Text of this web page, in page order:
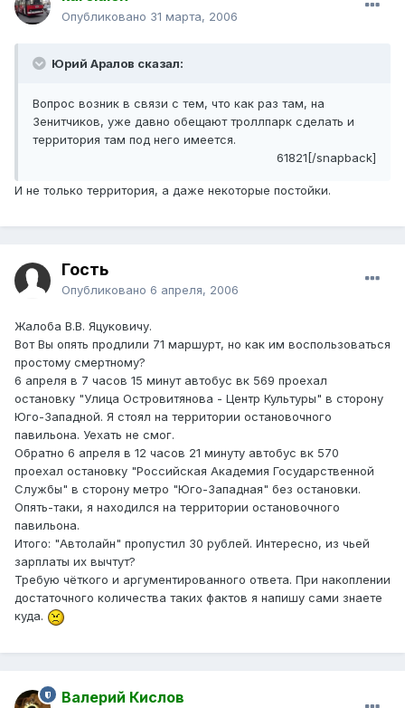
Опубликовано 31 марта, 2006
Юрий Аралов сказал:
Вопрос возник в связи с тем, что как раз там, на
Зенитчиков, уже давно обещают троллпарк сделать и
территория там под него имеется.
61821[/snapback]
И не только территория, а даже некоторые постойки.
Гость
Опубликовано 6 апреля, 2006
Жалоба В.В. Яцуковичу.
Вот Вы опять продлили 71 маршурт, но как им воспользоваться
простому смертному?
6 апреля в 7 часов 15 минут автобус вк 569 проехал
остановку "Улица Островитянова - Центр Культуры" в сторону
Юго-Западной. Я стоял на территории остановочного
павильона. Уехать не смог.
Обратно 6 апреля в 12 часов 21 минуту автобус вк 570
проехал остановку "Российская Академия Государственной
Службы" в сторону метро "Юго-Западная" без остановки.
Опять-таки, я находился на территории остановочного
павильона.
Итого: "Автолайн" пропустил 30 рублей. Интересно, из чьей
зарплаты их вычтут?
Требую чёткого и аргументированного ответа. При накоплении
достаточного количества таких фактов я напишу сами знаете
куда.
Валерий Кислов